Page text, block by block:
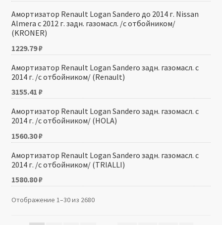
Амортизатор Renault Logan Sandero до 2014 г. Nissan
Almera с 2012 г. задн. газомасл. /с отбойником/
(KRONER)
1229.79₽
Амортизатор Renault Logan Sandero задн. газомасл. с
2014 г. /с отбойником/ (Renault)
3155.41 ₽
Амортизатор Renault Logan Sandero задн. газомасл. с
2014 г. /с отбойником/ (HOLA)
1560.30₽
Амортизатор Renault Logan Sandero задн. газомасл. с
2014 г. /с отбойником/ (TRIALLI)
1580.80₽
Отображение 1–30 из 2680